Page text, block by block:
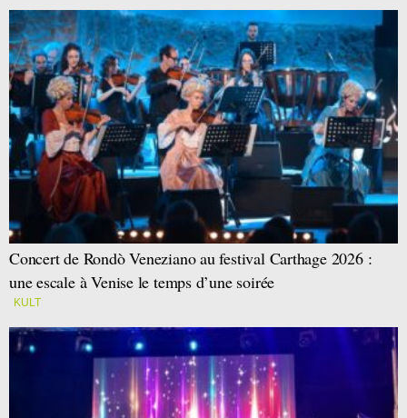
Concert de Rondò Veneziano au festival Carthage 2026 :
une escale à Venise le temps d’une soirée
KULT